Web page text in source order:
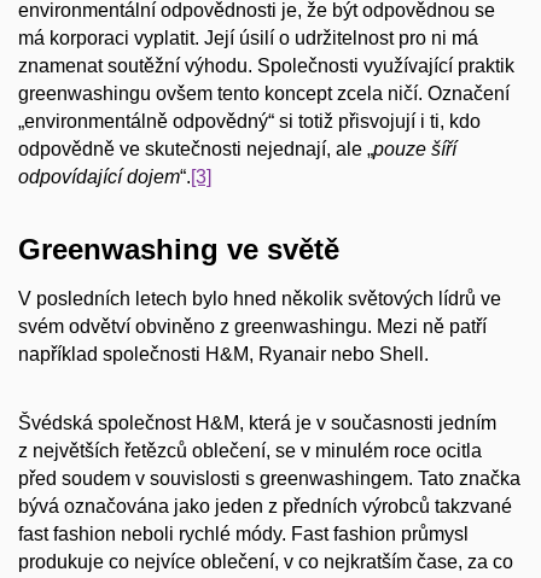
environmentální odpovědnosti je, že být odpovědnou se
má korporaci vyplatit. Její úsilí o udržitelnost pro ni má
znamenat soutěžní výhodu. Společnosti využívající praktik
greenwashingu ovšem tento koncept zcela ničí. Označení
„environmentálně odpovědný“ si totiž přisvojují i ti, kdo
odpovědně ve skutečnosti nejednají, ale „pouze šíří
odpovídající dojem“.[3]
Greenwashing ve světě
V posledních letech bylo hned několik světových lídrů ve
svém odvětví obviněno z greenwashingu. Mezi ně patří
například společnosti H&M, Ryanair nebo Shell.
Švédská společnost H&M, která je v současnosti jedním
z největších řetězců oblečení, se v minulém roce ocitla
před soudem v souvislosti s greenwashingem. Tato značka
bývá označována jako jeden z předních výrobců takzvané
fast fashion neboli rychlé módy. Fast fashion průmysl
produkuje co nejvíce oblečení, v co nejkratším čase, za co